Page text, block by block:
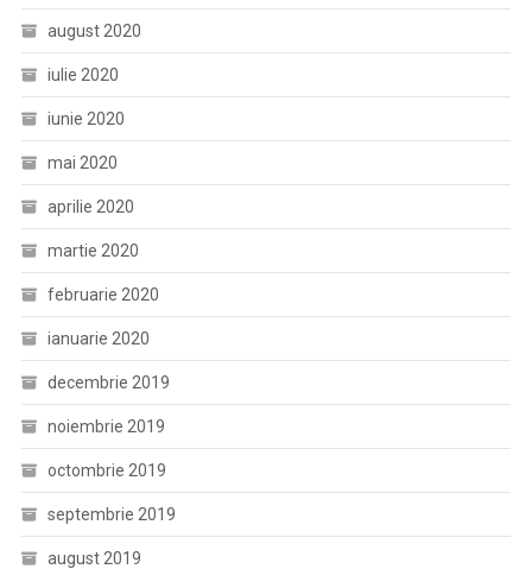
august 2020
iulie 2020
iunie 2020
mai 2020
aprilie 2020
martie 2020
februarie 2020
ianuarie 2020
decembrie 2019
noiembrie 2019
octombrie 2019
septembrie 2019
august 2019